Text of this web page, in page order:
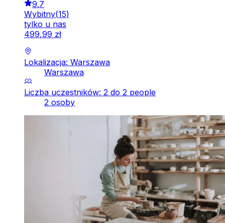
9.7
Wybitny(15)
tylko u nas
499,99 zł
Lokalizacja: Warszawa
Warszawa
Liczba uczestników: 2 do 2 people
2 osoby